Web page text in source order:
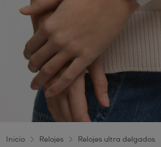
Inicio Relojes Relojes ultra delgados